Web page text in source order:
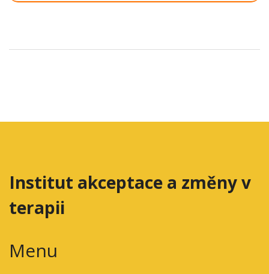
Institut akceptace a změny v
terapii
Menu